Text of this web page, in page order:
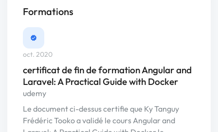
Formations
oct. 2020
certificat de fin de formation Angular and
Laravel: A Practical Guide with Docker
udemy
Le document ci-dessus certifie que Ky Tanguy
Frédéric Tooko a validé le cours Angular and